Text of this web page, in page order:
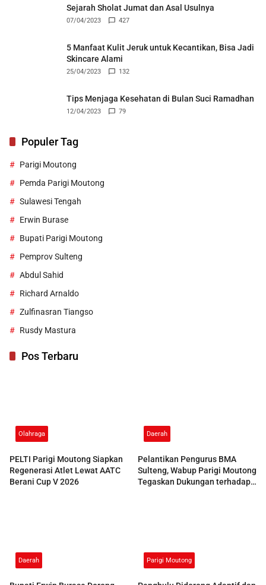
Sejarah Sholat Jumat dan Asal Usulnya
07/04/2023 427
5 Manfaat Kulit Jeruk untuk Kecantikan, Bisa Jadi
Skincare Alami
25/04/2023 132
Tips Menjaga Kesehatan di Bulan Suci Ramadhan
12/04/2023 79
Populer Tag
Parigi Moutong
Pemda Parigi Moutong
Sulawesi Tengah
Erwin Burase
Bupati Parigi Moutong
Pemprov Sulteng
Abdul Sahid
Richard Arnaldo
Zulfinasran Tiangso
Rusdy Mastura
Pos Terbaru
Olahraga
PELTI Parigi Moutong Siapkan
Regenerasi Atlet Lewat AATC
Berani Cup V 2026
Daerah
Pelantikan Pengurus BMA
Sulteng, Wabup Parigi Moutong
Tegaskan Dukungan terhadap
Daerah Parigi Moutong